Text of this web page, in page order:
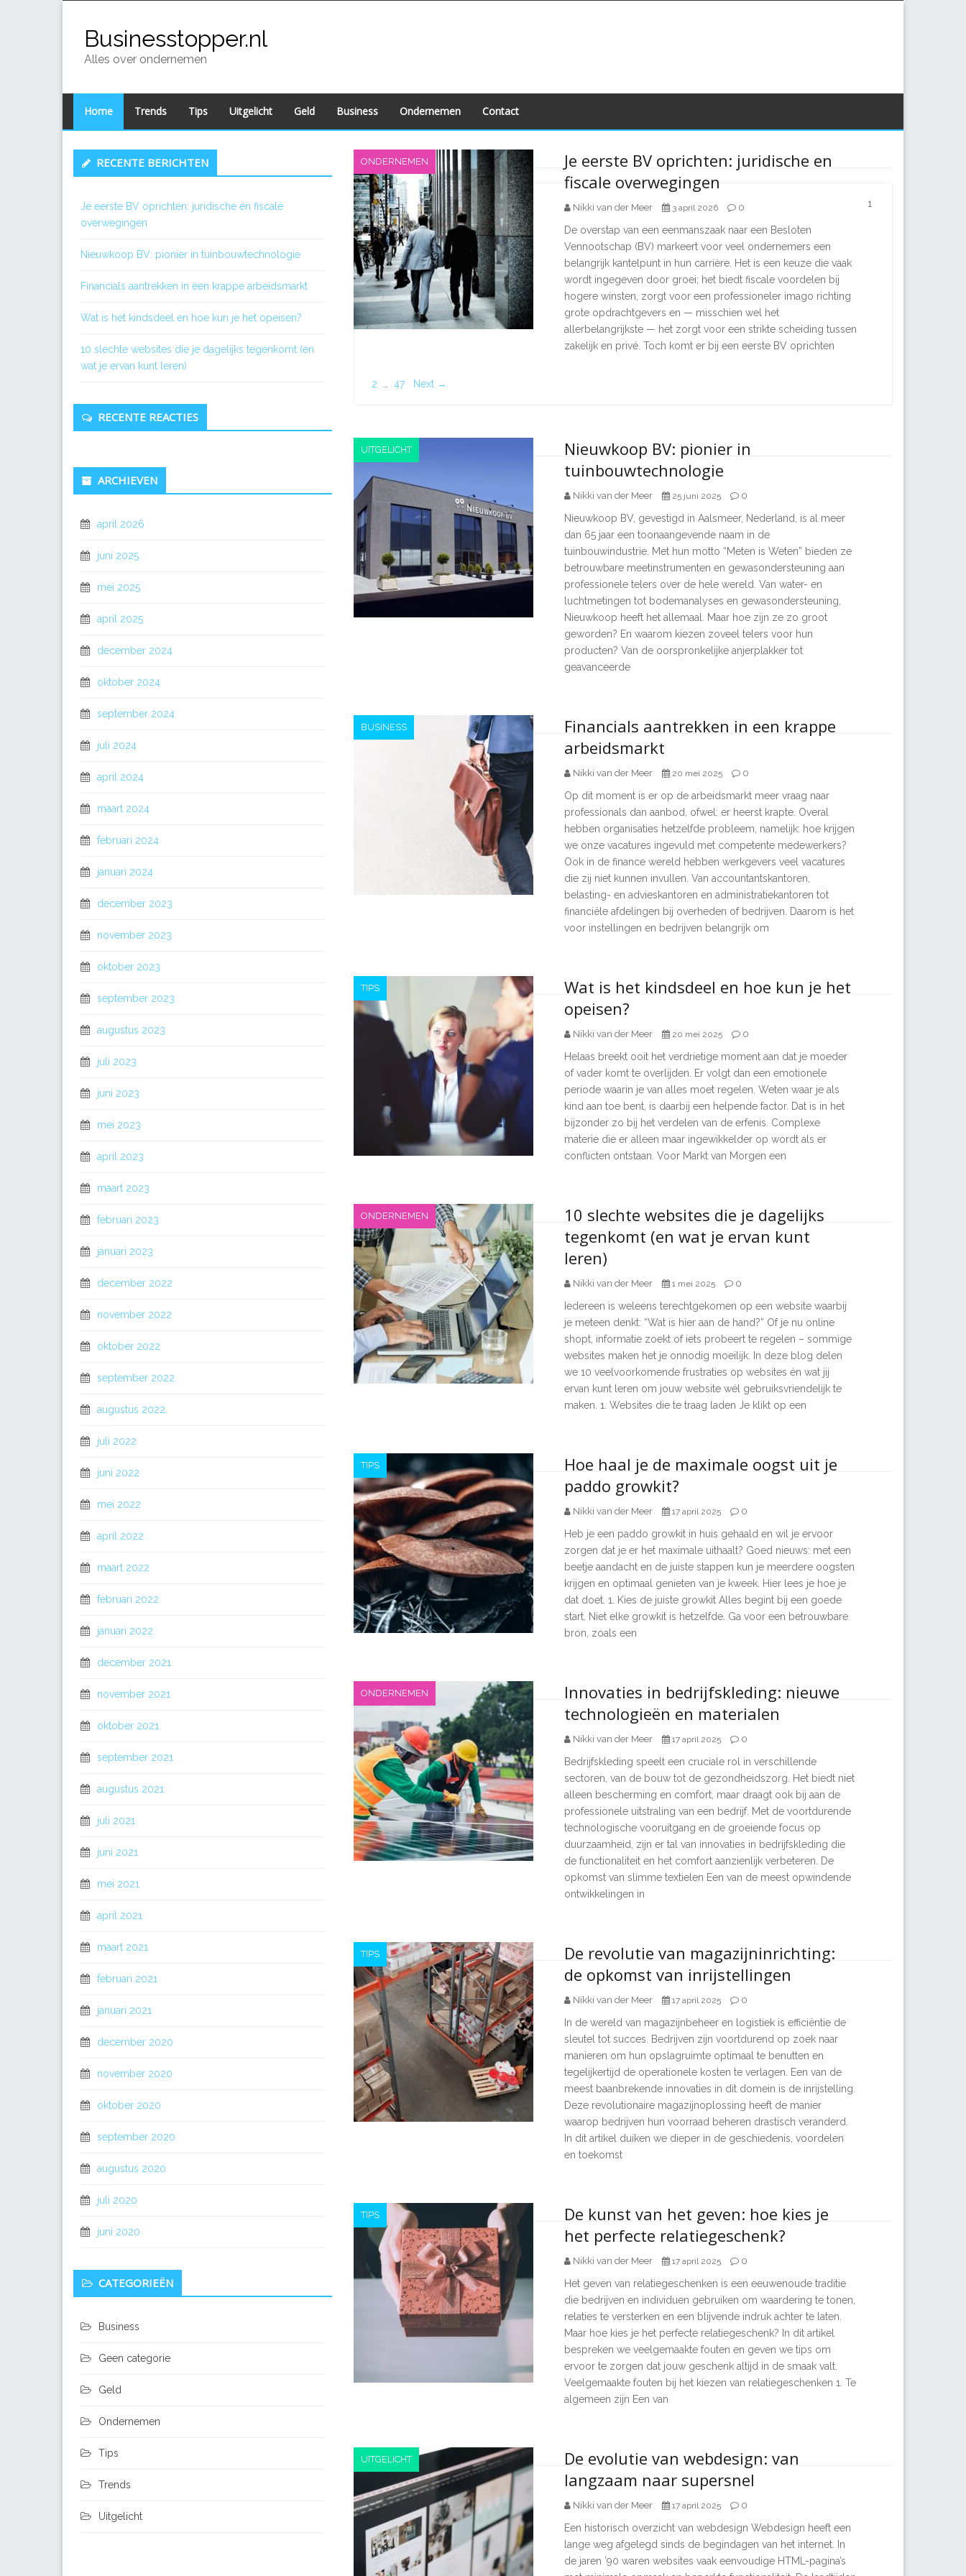
contentBusinesstopper.nl
Alles over ondernemen
Home Trends Tips Uitgelicht Geld Business Ondernemen Contact
Primary
Sidebar
RECENTE BERICHTEN
Je eerste BV oprichten: juridische en fiscale
overwegingen
Nieuwkoop BV: pionier in tuinbouwtechnologie
Financials aantrekken in een krappe arbeidsmarkt
Wat is het kindsdeel en hoe kun je het opeisen?
10 slechte websites die je dagelijks tegenkomt (en
wat je ervan kunt leren)
RECENTE REACTIES
ARCHIEVEN
april 2026
juni 2025
mei 2025
april 2025
december 2024
oktober 2024
september 2024
juli 2024
april 2024
maart 2024
februari 2024
januari 2024
december 2023
november 2023
oktober 2023
september 2023
augustus 2023
juli 2023
juni 2023
mei 2023
april 2023
maart 2023
februari 2023
januari 2023
december 2022
november 2022
oktober 2022
september 2022
augustus 2022
juli 2022
juni 2022
mei 2022
april 2022
maart 2022
februari 2022
januari 2022
december 2021
november 2021
oktober 2021
september 2021
augustus 2021
juli 2021
juni 2021
mei 2021
april 2021
maart 2021
februari 2021
januari 2021
december 2020
november 2020
oktober 2020
september 2020
augustus 2020
juli 2020
juni 2020
CATEGORIEËN
Business
Geen categorie
Geld
Ondernemen
Tips
Trends
Uitgelicht
ONDERNEMEN
Je eerste BV oprichten: juridische en
fiscale overwegingen
Nikki van der Meer 3 april 2026 0
De overstap van een eenmanszaak naar een Besloten
Vennootschap (BV) markeert voor veel ondernemers een
belangrijk kantelpunt in hun carrière. Het is een keuze die vaak
wordt ingegeven door groei; het biedt fiscale voordelen bij
hogere winsten, zorgt voor een professioneler imago richting
grote opdrachtgevers en — misschien wel het
allerbelangrijkste — het zorgt voor een strikte scheiding tussen
zakelijk en privé. Toch komt er bij een eerste BV oprichten
Berichten
paginering
1
2 47 Next →
UITGELICHT
Nieuwkoop BV: pionier in
tuinbouwtechnologie
Nikki van der Meer 25 juni 2025 0
Nieuwkoop BV, gevestigd in Aalsmeer, Nederland, is al meer
dan 65 jaar een toonaangevende naam in de
tuinbouwindustrie. Met hun motto “Meten is Weten” bieden ze
betrouwbare meetinstrumenten en gewasondersteuning aan
professionele telers over de hele wereld. Van water- en
luchtmetingen tot bodemanalyses en gewasondersteuning,
Nieuwkoop heeft het allemaal. Maar hoe zijn ze zo groot
geworden? En waarom kiezen zoveel telers voor hun
producten? Van de oorspronkelijke anjerplakker tot
geavanceerde
BUSINESS
Financials aantrekken in een krappe
arbeidsmarkt
Nikki van der Meer 20 mei 2025 0
Op dit moment is er op de arbeidsmarkt meer vraag naar
professionals dan aanbod, ofwel: er heerst krapte. Overal
hebben organisaties hetzelfde probleem, namelijk: hoe krijgen
we onze vacatures ingevuld met competente medewerkers?
Ook in de finance wereld hebben werkgevers veel vacatures
die zij niet kunnen invullen. Van accountantskantoren,
belasting- en advieskantoren en administratiekantoren tot
financiële afdelingen bij overheden of bedrijven. Daarom is het
voor instellingen en bedrijven belangrijk om
TIPS
Wat is het kindsdeel en hoe kun je het
opeisen?
Nikki van der Meer 20 mei 2025 0
Helaas breekt ooit het verdrietige moment aan dat je moeder
of vader komt te overlijden. Er volgt dan een emotionele
periode waarin je van alles moet regelen. Weten waar je als
kind aan toe bent, is daarbij een helpende factor. Dat is in het
bijzonder zo bij het verdelen van de erfenis. Complexe
materie die er alleen maar ingewikkelder op wordt als er
conflicten ontstaan. Voor Markt van Morgen een
ONDERNEMEN
10 slechte websites die je dagelijks
tegenkomt (en wat je ervan kunt
leren)
Nikki van der Meer 1 mei 2025 0
Iedereen is weleens terechtgekomen op een website waarbij
je meteen denkt: “Wat is hier aan de hand?” Of je nu online
shopt, informatie zoekt of iets probeert te regelen – sommige
websites maken het je onnodig moeilijk. In deze blog delen
we 10 veelvoorkomende frustraties op websites én wat jij
ervan kunt leren om jouw website wél gebruiksvriendelijk te
maken. 1. Websites die te traag laden Je klikt op een
TIPS
Hoe haal je de maximale oogst uit je
paddo growkit?
Nikki van der Meer 17 april 2025 0
Heb je een paddo growkit in huis gehaald en wil je ervoor
zorgen dat je er het maximale uithaalt? Goed nieuws: met een
beetje aandacht en de juiste stappen kun je meerdere oogsten
krijgen en optimaal genieten van je kweek. Hier lees je hoe je
dat doet. 1. Kies de juiste growkit Alles begint bij een goede
start. Niet elke growkit is hetzelfde. Ga voor een betrouwbare
bron, zoals een
ONDERNEMEN
Innovaties in bedrijfskleding: nieuwe
technologieën en materialen
Nikki van der Meer 17 april 2025 0
Bedrijfskleding speelt een cruciale rol in verschillende
sectoren, van de bouw tot de gezondheidszorg. Het biedt niet
alleen bescherming en comfort, maar draagt ook bij aan de
professionele uitstraling van een bedrijf. Met de voortdurende
technologische vooruitgang en de groeiende focus op
duurzaamheid, zijn er tal van innovaties in bedrijfskleding die
de functionaliteit en het comfort aanzienlijk verbeteren. De
opkomst van slimme textielen Een van de meest opwindende
ontwikkelingen in
TIPS
De revolutie van magazijninrichting:
de opkomst van inrijstellingen
Nikki van der Meer 17 april 2025 0
In de wereld van magazijnbeheer en logistiek is efficiëntie de
sleutel tot succes. Bedrijven zijn voortdurend op zoek naar
manieren om hun opslagruimte optimaal te benutten en
tegelijkertijd de operationele kosten te verlagen. Een van de
meest baanbrekende innovaties in dit domein is de inrijstelling.
Deze revolutionaire magazijnoplossing heeft de manier
waarop bedrijven hun voorraad beheren drastisch veranderd.
In dit artikel duiken we dieper in de geschiedenis, voordelen
en toekomst
TIPS
De kunst van het geven: hoe kies je
het perfecte relatiegeschenk?
Nikki van der Meer 17 april 2025 0
Het geven van relatiegeschenken is een eeuwenoude traditie
die bedrijven en individuen gebruiken om waardering te tonen,
relaties te versterken en een blijvende indruk achter te laten.
Maar hoe kies je het perfecte relatiegeschenk? In dit artikel
bespreken we veelgemaakte fouten en geven we tips om
ervoor te zorgen dat jouw geschenk altijd in de smaak valt.
Veelgemaakte fouten bij het kiezen van relatiegeschenken 1. Te
algemeen zijn Een van
UITGELICHT
De evolutie van webdesign: van
langzaam naar supersnel
Nikki van der Meer 17 april 2025 0
Een historisch overzicht van webdesign Webdesign heeft een
lange weg afgelegd sinds de begindagen van het internet. In
de jaren ’90 waren websites vaak eenvoudige HTML-pagina’s